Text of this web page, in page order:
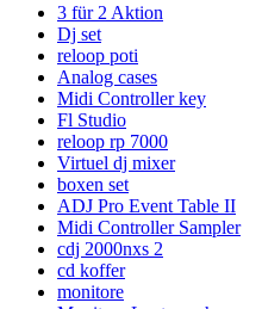
3 für 2 Aktion
Dj set
reloop poti
Analog cases
Midi Controller key
Fl Studio
reloop rp 7000
Virtuel dj mixer
boxen set
ADJ Pro Event Table II
Midi Controller Sampler
cdj 2000nxs 2
cd koffer
monitore